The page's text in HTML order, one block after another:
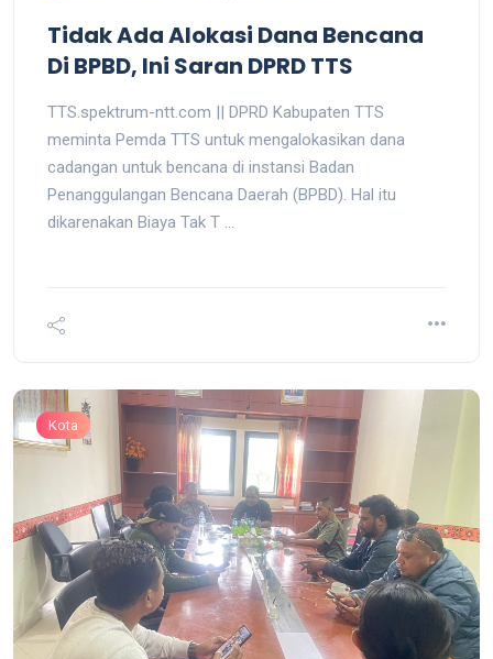
Tidak Ada Alokasi Dana Bencana
Di BPBD, Ini Saran DPRD TTS
TTS.spektrum-ntt.com || DPRD Kabupaten TTS
meminta Pemda TTS untuk mengalokasikan dana
cadangan untuk bencana di instansi Badan
Penanggulangan Bencana Daerah (BPBD). Hal itu
dikarenakan Biaya Tak T ...
Kota